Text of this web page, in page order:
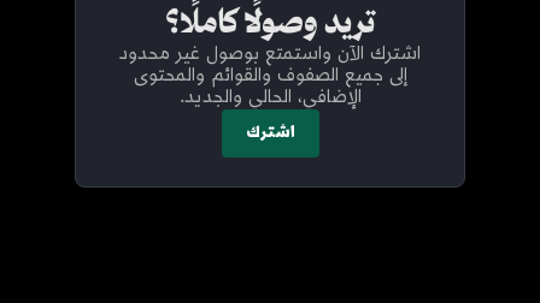
تريد وصولًا كاملًا؟
اشترك الآن واستمتع بوصول غير محدود
إلى جميع الصفوف والقوائم والمحتوى
الإضافي، الحالي والجديد.
اشترك